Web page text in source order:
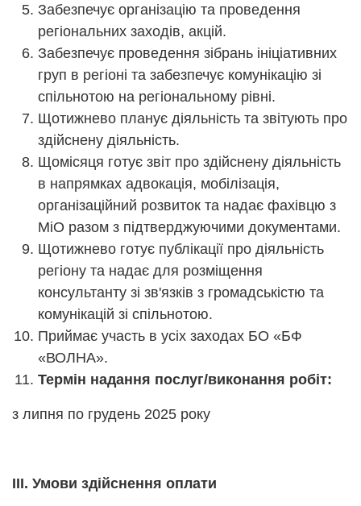
Забезпечує організацію та проведення
регіональних заходів, акцій.
Забезпечує проведення зібрань ініціативних
груп в регіоні та забезпечує комунікацію зі
спільнотою на регіональному рівні.
Щотижнево планує діяльність та звітують про
здійснену діяльність.
Щомісяця готує звіт про здійснену діяльність
в напрямках адвокація, мобілізація,
організаційний розвиток та надає фахівцю з
МіО разом з підтверджуючими документами.
Щотижнево готує публікації про діяльність
регіону та надає для розміщення
консультанту зі зв'язків з громадськістю та
комунікацій зі спільнотою.
Приймає участь в усіх заходах БО «БФ
«ВОЛНА».
Термін надання послуг/виконання робіт:
з липня по грудень 2025 року
IІІ. Умови здійснення оплати